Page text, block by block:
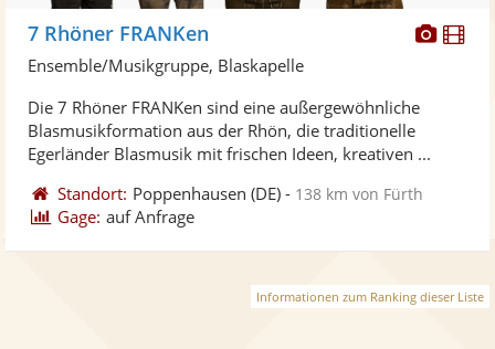
7 Rhöner FRANKen
Ensemble/Musikgruppe, Blaskapelle
Die 7 Rhöner FRANKen sind eine außergewöhnliche
Blasmusikformation aus der Rhön, die traditionelle
Egerländer Blasmusik mit frischen Ideen, kreativen ...
Standort: Poppenhausen (DE) - 138 km von Fürth
Gage: auf Anfrage
Informationen zum Ranking dieser Liste